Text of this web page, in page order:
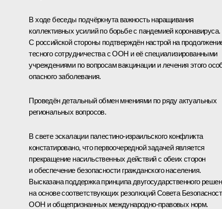
В ходе беседы подчёркнута важность наращивания
коллективных усилий по борьбе с пандемией коронавируса.
С российской стороны подтверждён настрой на
тесного сотрудничества с ООН и её специализированными
учреждениями по вопросам вакцинации и лечения этого
опасного заболевания.
Проведён детальный обмен мнениями по ряду актуальных
региональных вопросов.
В свете эскалации палестино-израильского конфликта
констатировано, что первоочеред­ной задачей является
прекращение насильственных действий с обеих сторон
и обеспечение безопасности гражданского населения.
Высказана поддержка принципа двугосударственного
на основе соответствующих резолюций Совета
ООН и общепризнанных международно-правовых норм.